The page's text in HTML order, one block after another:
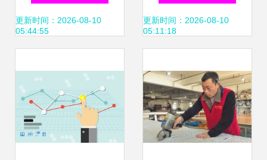
球软件市场？
更新时间：2026-08-10
05:44:55
常见问题与真实评
更新时间：2026-08-10
05:11:18